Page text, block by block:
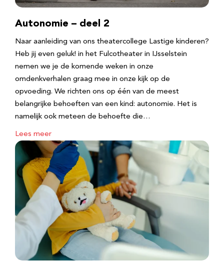
Autonomie – deel 2
Naar aanleiding van ons theatercollege Lastige kinderen?
Heb jij even geluk! in het Fulcotheater in IJsselstein
nemen we je de komende weken in onze
omdenkverhalen graag mee in onze kijk op de
opvoeding. We richten ons op één van de meest
belangrijke behoeften van een kind: autonomie. Het is
namelijk ook meteen de behoefte die…
Lees meer